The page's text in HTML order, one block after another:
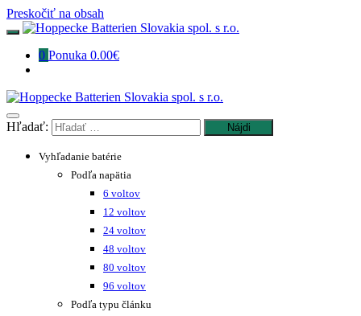
Preskočiť na obsah
0 Ponuka 0.00€
Hľadať:
Vyhľadanie batérie
Podľa napätia
6 voltov
12 voltov
24 voltov
48 voltov
80 voltov
96 voltov
Podľa typu článku